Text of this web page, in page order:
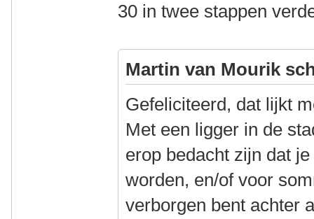
30 in twee stappen
Martin van Mourik
Gefeliciteerd, dat lijkt
Met een ligger in de
erop bedacht zijn dat
worden, en/of voor
verborgen bent achter